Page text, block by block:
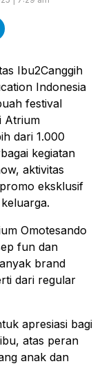
Ibu2Canggih
Indonesia
festival
Atrium
dari 1.000
kegiatan
aktivitas
eksklusif
apresiasi bagi
atas peran
anak dan